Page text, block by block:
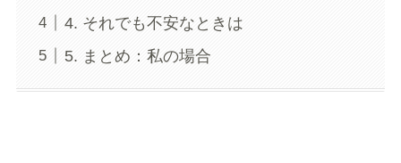
4. それでも不安なときは
5. まとめ：私の場合